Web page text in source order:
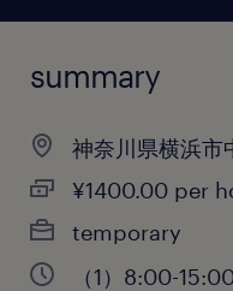
summary
神奈川県横浜市
¥1400.00 per
temporary
（1）8:00-